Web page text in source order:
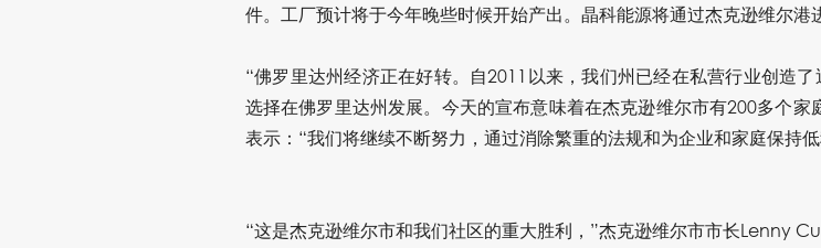
件。工厂预计将于今年晚些时候开始产出。晶科能源将通过杰克逊维尔港
“佛罗里达州经济正在好转。自2011以来，我们州已经在私营行业创造
选择在佛罗里达州发展。今天的宣布意味着在杰克逊维尔市有200多个
表示：“我们将继续不断努力，通过消除繁重的法规和为企业和家庭保持
“这是杰克逊维尔市和我们社区的重大胜利，”杰克逊维尔市市长Lenny